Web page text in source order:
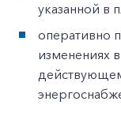
указанной в
оперативно
изменениях